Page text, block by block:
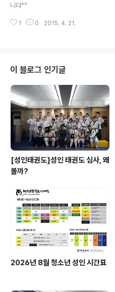
니다^^
1 0 2015. 4. 21.
이 블로그 인기글
[성인태권도]성인 태권도 심사, 왜
볼까?
2026년 8월 청소년 성인 시간표